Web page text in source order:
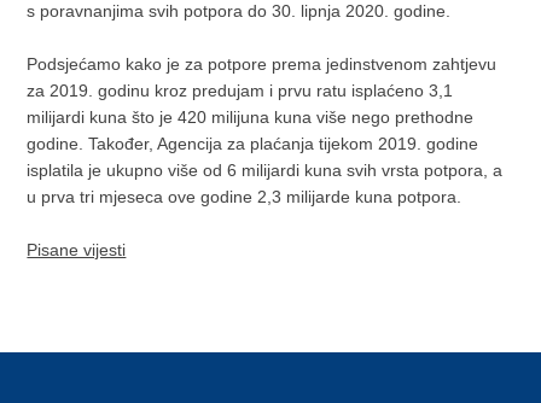
s poravnanjima svih potpora do 30. lipnja 2020. godine.
Podsjećamo kako je za potpore prema jedinstvenom zahtjevu
za 2019. godinu kroz predujam i prvu ratu isplaćeno 3,1
milijardi kuna što je 420 milijuna kuna više nego prethodne
godine. Također, Agencija za plaćanja tijekom 2019. godine
isplatila je ukupno više od 6 milijardi kuna svih vrsta potpora, a
u prva tri mjeseca ove godine 2,3 milijarde kuna potpora.
Pisane vijesti